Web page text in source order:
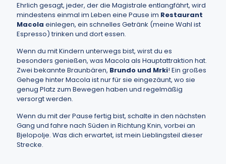
Ehrlich gesagt, jeder, der die Magistrale entlangfährt, wird
mindestens einmal im Leben eine Pause im Restaurant
Macola einlegen, ein schnelles Getränk (meine Wahl ist
Espresso) trinken und dort essen.
Wenn du mit Kindern unterwegs bist, wirst du es
besonders genießen, was Macola als Hauptattraktion hat.
Zwei bekannte Braunbären, Brundo und Mrki! Ein großes
Gehege hinter Macola ist nur für sie eingezäunt, wo sie
genug Platz zum Bewegen haben und regelmäßig
versorgt werden.
Wenn du mit der Pause fertig bist, schalte in den nächsten
Gang und fahre nach Süden in Richtung Knin, vorbei an
Bjelopolje. Was dich erwartet, ist mein Lieblingsteil dieser
Strecke.